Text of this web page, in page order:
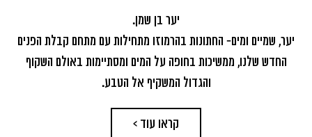
יער בן שמן.
יער, שמיים ומים- החתונות בהרמוזו מתחילות עם מתחם קבלת הפנים
החדש שלנו, ממשיכות בחופה על המים ומסתיימות באולם השקוף
והגדול המשקיף אל הטבע.
קראו עוד >